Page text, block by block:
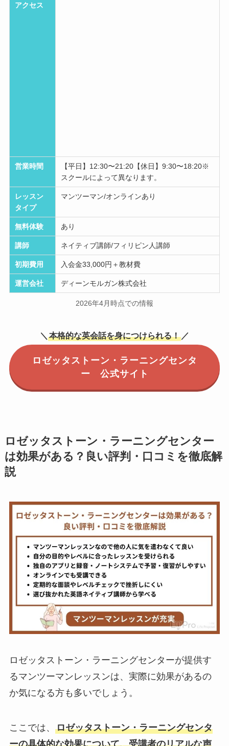
アクセス
営業時間
【平日】12:30〜21:20【休日】9:30〜18:20※
スクールによって異なります。
レッスン
タイプ
マンツーマン/オンラインあり
無料体験 あり
講師 ネイティブ講師/フィリピン人講師
初期費用 入会金33,000円＋教材費
運営会社 ディーンモルガン株式会社
2026年4月時点での情報
＼ 本格的な英会話を身につけられる！ ／
ロゼッタストーン・ラーニングセンタ
ー 公式サイト
ロゼッタストーン・ラーニングセンター
は効果がある？良い評判・口コミを徹底解
説
ロゼッタストーン・ラーニングセンターが提供す
るマンツーマンレッスンは、実際に効果があるの
か気になる方も多いでしょう。
ここでは、 ロゼッタストーン・ラーニングセンタ